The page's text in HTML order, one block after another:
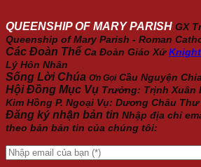
QUEENSHIP OF MARY PARISH GX
Queenship of Mary Parish - Roman
Các Đoàn Thể Ca Đoàn Giáo Xứ
Lý Hôn Nhân
Sống Lời Chúa Ơn Gọi Cầu Nguyện
Hội Đồng Mục Vụ Trưởng: Trịnh Xuân
Kim Hồng P. Ngoại Vụ: Dương Châu
Đăng ký nhận bản tin Nhập địa chỉ
theo bản bản tin của chúng tôi: